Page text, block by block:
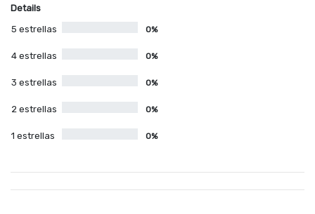
Details
5 estrellas
0%
4 estrellas 0%
3 estrellas 0%
2 estrellas 0%
1 estrellas 0%